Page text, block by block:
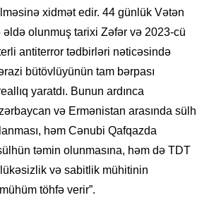
xidmət edir. 44 günlük Vətən
olunmuş tarixi Zəfər və 2023-cü
antiterror tədbirləri nəticəsində
bütövlüyünün tam bərpası
yaratdı. Bunun ardınca
və Ermənistan arasında sülh
həm Cənubi Qafqazda
təmin olunmasına, həm də TDT
və sabitlik mühitinin
töhfə verir”.